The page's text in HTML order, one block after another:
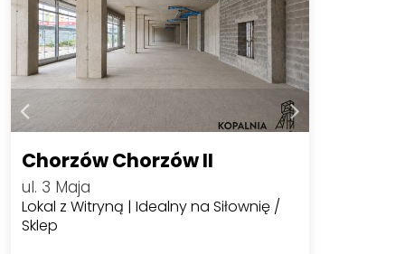
Chorzów Chorzów II
ul. 3 Maja
Lokal z Witryną | Idealny na Siłownię /
Sklep